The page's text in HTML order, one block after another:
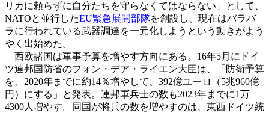
リカに頼らずに自分たちを守らなくてはならない」として、
NATOと並行したEU緊急展開部隊を創設し、現在はバラバ
ラに行われている武器調達を一元化しようという動きがよう
やく出始めた。
西欧諸国は軍事予算を増やす方向にある。16年5月にドイ
ツ連邦国防省のフォン・デア・ライエン大臣は、「防衛予算
を、2020年までに約14％増やして、392億ユーロ（5兆960億
円）にする」と発表。連邦軍兵士の数も2023年までに1万
4300人増やす。同国が将兵の数を増やすのは、東西ドイツ統